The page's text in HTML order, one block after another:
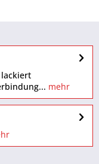
lackiert
mehr